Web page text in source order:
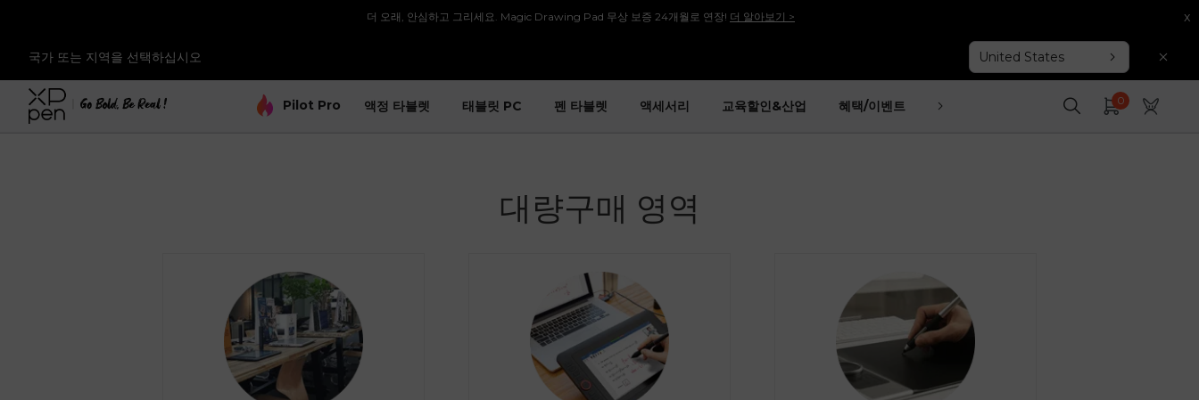
더 오래, 안심하고 그리세요. Magic Drawing Pad 무상 보증 24개월로 연장! 더 알아보기 >
[재입고 안내] 많은 분들이 기다려주신 [Artist 15.6 Pro V2], 다시 돌아왔습니다!바로보기 >>
x
국가 또는 지역을 선택하십시오 United States
Pilot Pro 액정 타블렛 태블릿 PC 펜 타블렛 액세서리 교육할인&산업 혜택/이벤트 고객지원 0
대량구매 영역